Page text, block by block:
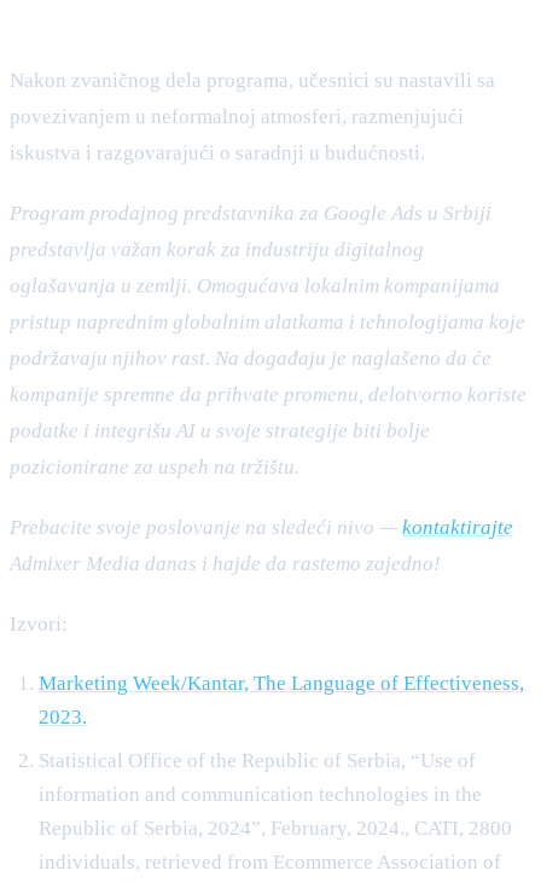
Nakon zvaničnog dela programa, učesnici su nastavili sa
povezivanjem u neformalnoj atmosferi, razmenjujući
iskustva i razgovarajući o saradnji u budućnosti.
Program prodajnog predstavnika za Google Ads u Srbiji
predstavlja važan korak za industriju digitalnog
oglašavanja u zemlji. Omogućava lokalnim kompanijama
pristup naprednim globalnim alatkama i tehnologijama koje
podržavaju njihov rast. Na događaju je naglašeno da će
kompanije spremne da prihvate promenu, delotvorno koriste
podatke i integrišu AI u svoje strategije biti bolje
pozicionirane za uspeh na tržištu.
Prebacite svoje poslovanje na sledeći nivo — kontaktirajte
Admixer Media danas i hajde da rastemo zajedno!
Izvori:
Marketing Week/Kantar, The Language of Effectiveness,
2023.
Statistical Office of the Republic of Serbia, “Use of
information and communication technologies in the
Republic of Serbia, 2024”, February, 2024., CATI, 2800
individuals, retrieved from Ecommerce Association of